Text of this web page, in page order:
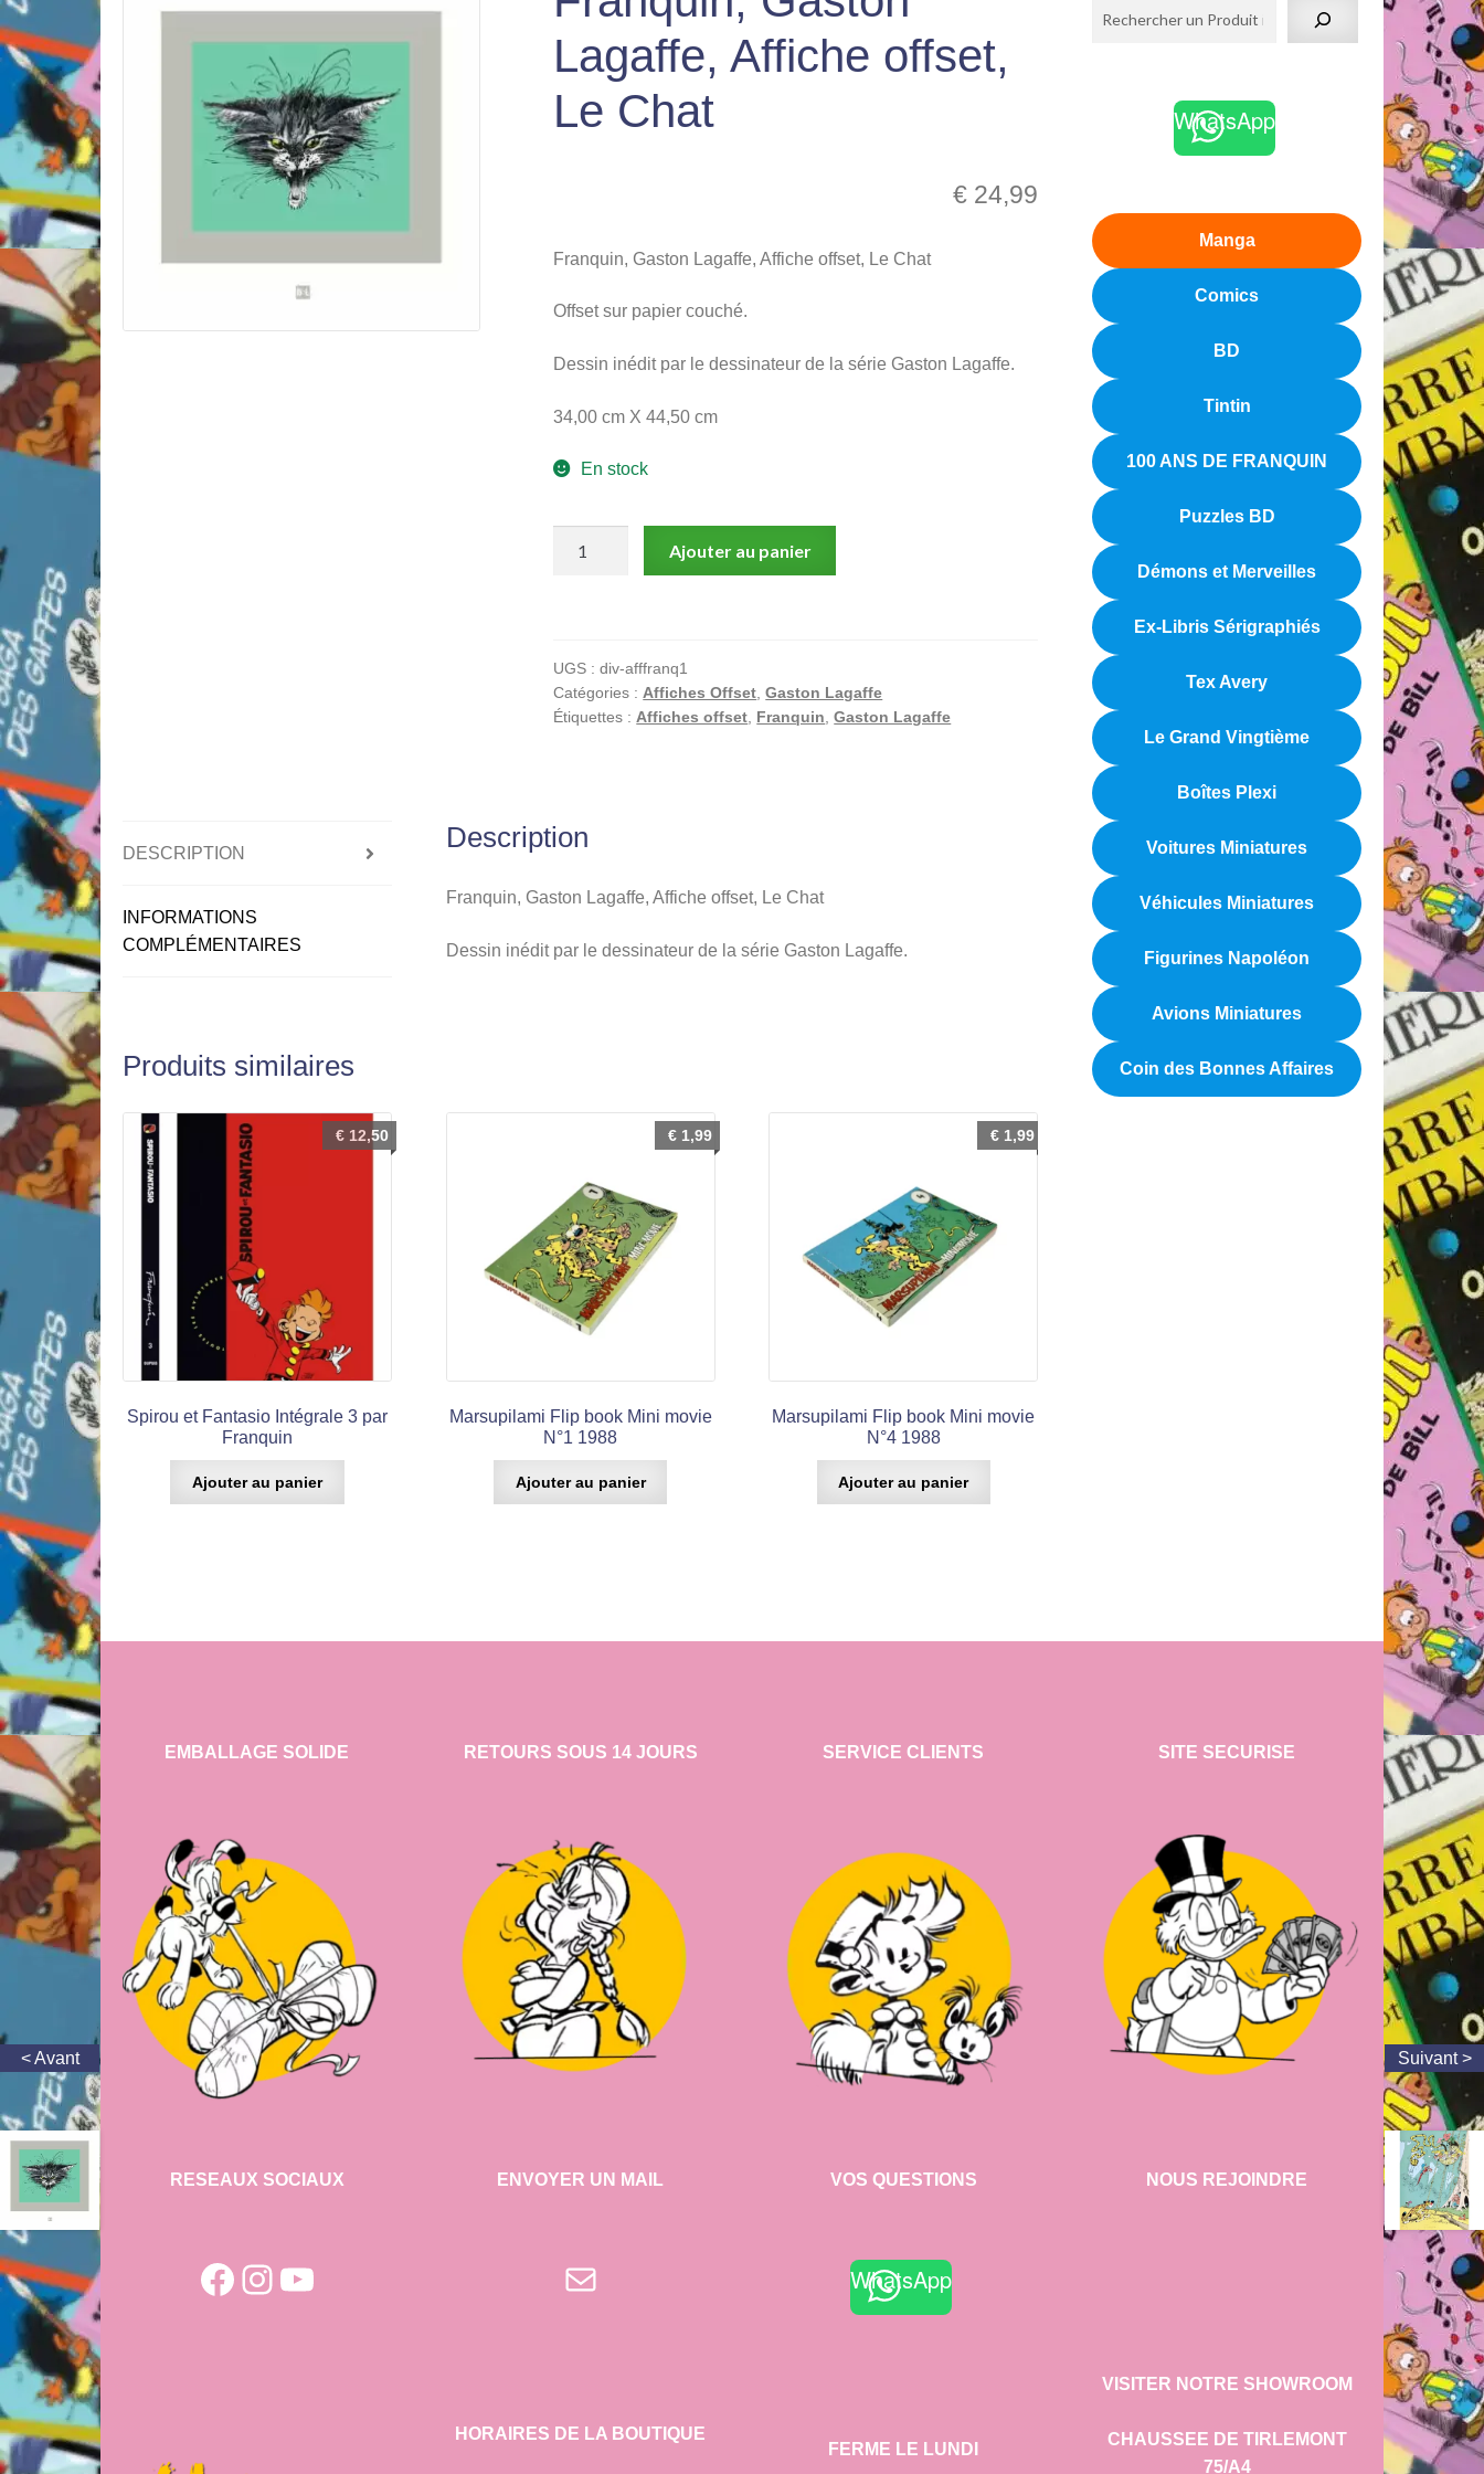
Lagaffe, Affiche offset,
Le Chat
€ 24,99
Franquin, Gaston Lagaffe, Affiche offset, Le Chat
Offset sur papier couché.
Dessin inédit par le dessinateur de la série Gaston Lagaffe.
34,00 cm X 44,50 cm
En stock
Affiche
offset,
Ajouter au panier
UGS :div-afffranq1
Catégories : Affiches Offset ,Gaston Lagaffe
Étiquettes : Affiches offset Franquin ,Gaston Lagaffe
DESCRIPTION
INFORMATIONS
COMPLÉMENTAIRES
Description
Franquin, Gaston Lagaffe, Affiche offset, Le Chat
Dessin inédit par le dessinateur de la série Gaston Lagaffe.
Produits similaires
Spirou et Fantasio Intégrale 3 par
Franquin
€12,50
Ajouter au panier
Marsupilami Flip book Mini movie
N°1 1988
€1,99
Ajouter au panier
Marsupilami Flip book Mini movie
N°4 1988
€ 1,99
Ajouter au panier
WhatsApp
Manga
Comics
BD
Tintin
100 ANS DE FRANQUIN
Puzzles BD
Démons et Merveilles
Ex-Libris Sérigraphiés
Tex Avery
Le Grand Vingtième
Boîtes Plexi
Voitures Miniatures
Véhicules Miniatures
Figurines Napoléon
Avions Miniatures
Coin des Bonnes Affaires
EMBALLAGE SOLIDE
RESEAUX SOCIAUX
Facebook
Instagram
YouTube
RETOURS SOUS 14 JOURS
ENVOYER UN MAIL
E-mail
HORAIRES DE LA BOUTIQUE
SERVICE CLIENTS
VOS QUESTIONS
WhatsApp
FERME LE LUNDI
SITE SECURISE
NOUS REJOINDRE
VISITER NOTRE SHOWROOM
CHAUSSEE DE TIRLEMONT
75/A4